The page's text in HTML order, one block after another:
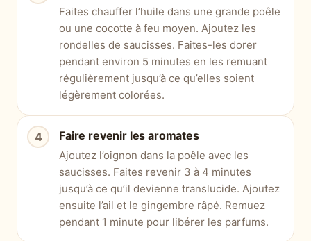
Faites chauffer l’huile dans une grande poêle
ou une cocotte à feu moyen. Ajoutez les
rondelles de saucisses. Faites-les dorer
pendant environ 5 minutes en les remuant
régulièrement jusqu’à ce qu’elles soient
légèrement colorées.
Faire revenir les aromates
Ajoutez l’oignon dans la poêle avec les
saucisses. Faites revenir 3 à 4 minutes
jusqu’à ce qu’il devienne translucide. Ajoutez
ensuite l’ail et le gingembre râpé. Remuez
pendant 1 minute pour libérer les parfums.